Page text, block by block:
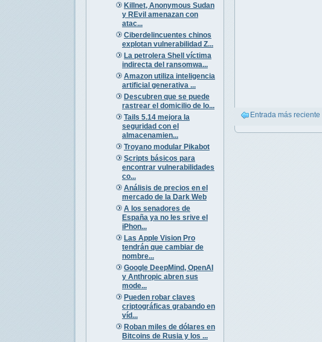
Killnet, Anonymous Sudan
y REvil amenazan con
atac...
Ciberdelincuentes chinos
explotan vulnerabilidad Z...
La petrolera Shell víctima
indirecta del ransomwa...
Amazon utiliza inteligencia
artificial generativa ...
Descubren que se puede
rastrear el domicilio de lo...
Tails 5.14 mejora la
seguridad con el
almacenamien...
Troyano modular Pikabot
Scripts básicos para
encontrar vulnerabilidades
co...
Análisis de precios en el
mercado de la Dark Web
A los senadores de
España ya no les srive el
iPhon...
Las Apple Vision Pro
tendrán que cambiar de
nombre...
Google DeepMind, OpenAI
y Anthropic abren sus
mode...
Pueden robar claves
criptográficas grabando en
víd...
Roban miles de dólares en
Bitcoins de Rusia y los ...
Entrada más reciente